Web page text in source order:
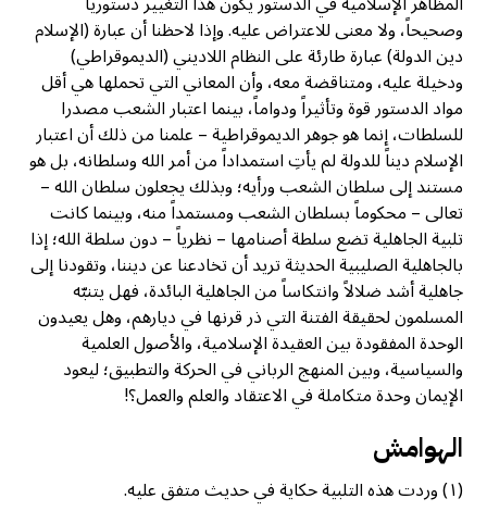
وصحيحاً، ولا معنى للاعتراض عليه. وإذا لاحظنا أن عبارة (الإسلام
دين الدولة) عبارة طارئة على النظام اللاديني (الديموقراطي)
ودخيلة عليه، ومتناقضة معه، وأن المعاني التي تحملها هي أقل
مواد الدستور قوة وتأثيراً ودواماً، بينما اعتبار الشعب مصدرا
للسلطات، إنما هو جوهر الديموقراطية – علمنا من ذلك أن اعتبار
الإسلام ديناً للدولة لم يأتِ استمداداً من أمر الله وسلطانه، بل هو
مستند إلى سلطان الشعب ورأيه؛ وبذلك يجعلون سلطان الله –
تعالى – محكوماً بسلطان الشعب ومستمداً منه، وبينما كانت
تلبية الجاهلية تضع سلطة أصنامها – نظرياً – دون سلطة الله؛ إذا
بالجاهلية الصليبية الحديثة تريد أن تخادعنا عن ديننا، وتقودنا إلى
جاهلية أشد ضلالاً وانتكاساً من الجاهلية البائدة، فهل يتنبّه
المسلمون لحقيقة الفتنة التي ذر قرنها في ديارهم، وهل يعيدون
الوحدة المفقودة بين العقيدة الإسلامية، والأصول العلمية
والسياسية، وبين المنهج الرباني في الحركة والتطبيق؛ ليعود
الإيمان وحدة متكاملة في الاعتقاد والعلم والعمل؟!
الهوامش
(١) وردت هذه التلبية حكاية في حديث متفق عليه.